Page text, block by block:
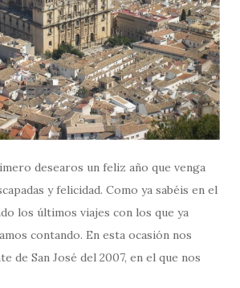
desearos un feliz año que venga
y felicidad. Como ya sabéis en el
los últimos viajes con los que ya
contando. En esta ocasión nos
de San José del 2007, en el que nos